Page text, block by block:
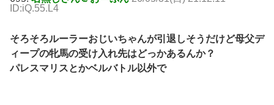
ID:iQ.55.L4
そろそろルーラーおじいちゃんが引退しそうだけど母父デ
ィープの牝馬の受け入れ先はどっかあるんか？
パレスマリスとかベルバトル以外で